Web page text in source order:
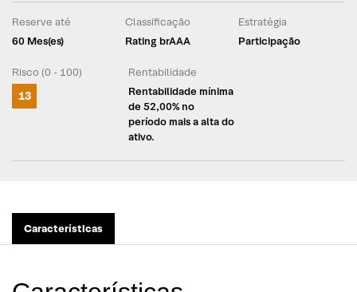
Reserve até
60 Mes(es)
Classificação
Rating brAAA
Estratégia
Participação
Risco (0 - 100)
13
Rentabilidade
Rentabilidade mínima
de 52,00% no
período mais a alta do
ativo.
Características